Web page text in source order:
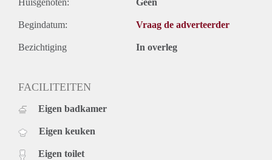
Huisgenoten: Geen
Begindatum: Vraag de adverteerder
Bezichtiging In overleg
FACILITEITEN
Eigen badkamer
Eigen keuken
Eigen toilet